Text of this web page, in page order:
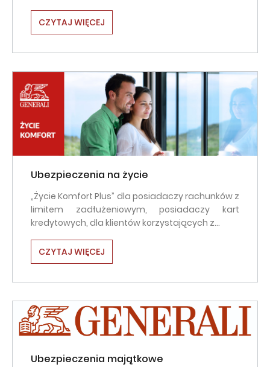
CZYTAJ WIĘCEJ
Ubezpieczenia na życie
„Życie Komfort Plus” dla posiadaczy rachunków z
limitem zadłużeniowym, posiadaczy kart
kredytowych, dla klientów korzystających z…
CZYTAJ WIĘCEJ
Ubezpieczenia majątkowe